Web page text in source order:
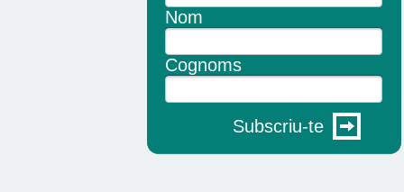
Nom
Cognoms
Subscriu-te